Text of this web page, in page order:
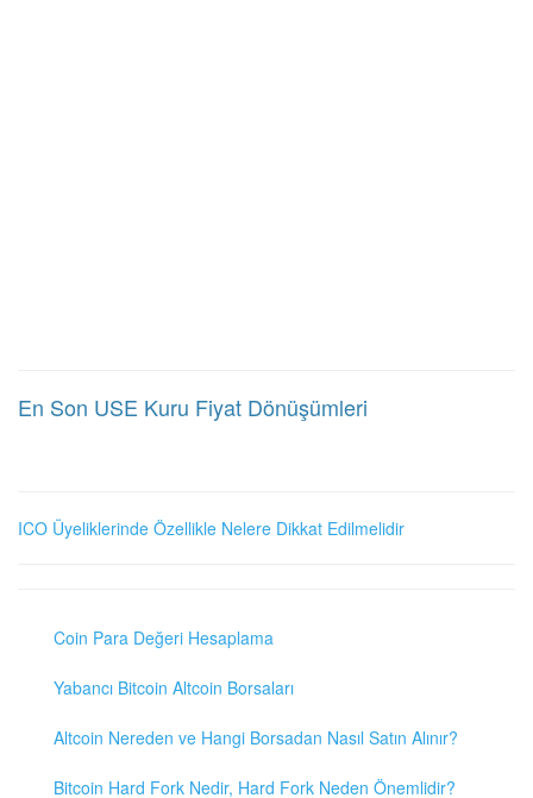
En Son USE Kuru Fiyat Dönüşümleri
ICO Üyeliklerinde Özellikle Nelere Dikkat Edilmelidir
Coin Para Değeri Hesaplama
Yabancı Bitcoin Altcoin Borsaları
Altcoin Nereden ve Hangi Borsadan Nasıl Satın Alınır?
Bitcoin Hard Fork Nedir, Hard Fork Neden Önemlidir?